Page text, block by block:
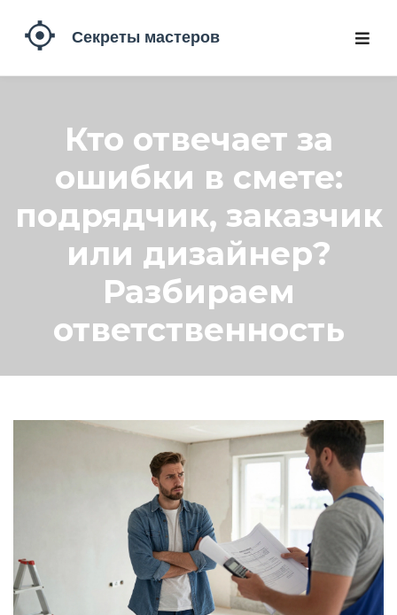
Кто отвечает за
ошибки в смете:
подрядчик, заказчик
или дизайнер?
Разбираем
ответственность